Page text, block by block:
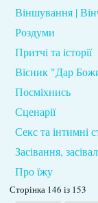
Віншування |
Роздуми
Притчі та історії
Вісник "Дар
Посміхнись
Сценарії
Секс та інтимні
Засівання,
Про їжу
Сторінка 146 із 153